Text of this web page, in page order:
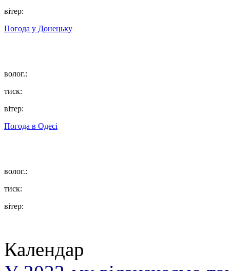
вітер:
Погода у Донецьку
волог.:
тиск:
вітер:
Погода в Одесі
волог.:
тиск:
вітер:
Календар